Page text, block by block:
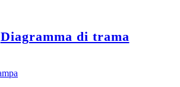
Diagramma di trama